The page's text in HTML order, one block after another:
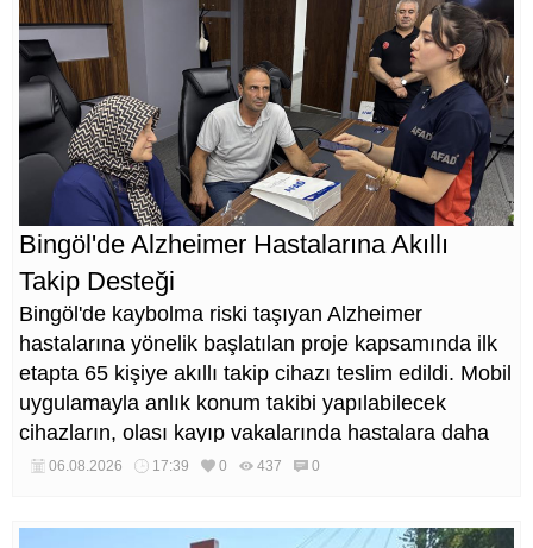
Bingöl'de Alzheimer Hastalarına Akıllı
Takip Desteği
Bingöl'de kaybolma riski taşıyan Alzheimer
hastalarına yönelik başlatılan proje kapsamında ilk
etapta 65 kişiye akıllı takip cihazı teslim edildi. Mobil
uygulamayla anlık konum takibi yapılabilecek
cihazların, olası kayıp vakalarında hastalara daha
kısa sürede ulaşılmasını sağlaması hedefleniyor.
06.08.2026 17:39 0 437 0